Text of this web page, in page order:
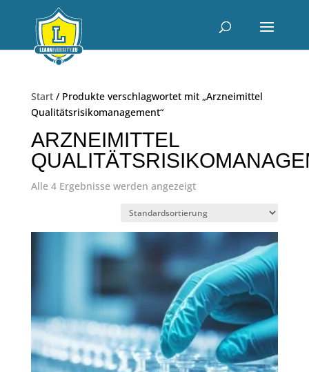
Start/ Produkte verschlagwortet mit „Arzneimittel
Qualitätsrisikomanagement“
ARZNEIMITTEL
Alle 4 Ergebnisse werden angezeigt